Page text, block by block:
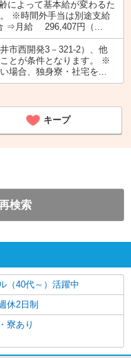
によって基本給が変わるた
※時間外手当は別途支給
⇒月給 296,407円（...
市西開発3－321-2）、他
とが条件となります。 ※
場合、独身寮・社宅を...
キープ
検索
（40代～）活躍中
休2日制
寮あり